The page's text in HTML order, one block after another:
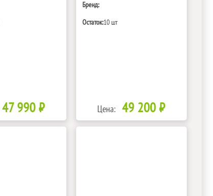
47 990 ₽
Бренд:
Остаток:10 шт
Цена: 49 200 ₽